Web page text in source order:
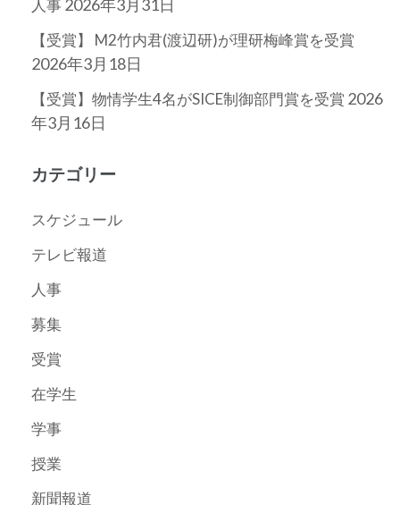
人事2026年3月31日
【受賞】 M2竹内君(渡辺研)が理研梅峰賞を受賞
2026年3月18日
【受賞】物情学生4名がSICE制御部門賞を受賞 2026
年3月16日
カテゴリー
スケジュール
テレビ報道
人事
募集
受賞
在学生
学事
授業
新聞報道